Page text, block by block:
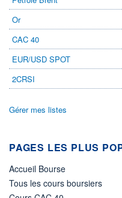
0,00 EUR
PROCHAIN
DIVIDENDE
-
Or
CAC 40
EUR/USD SPOT
2CRSI
Gérer mes listes
PAGES LES PLUS
Accueil Bourse
Tous les cours boursiers